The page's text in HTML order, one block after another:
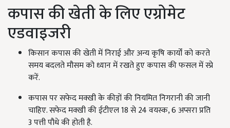
कपास की खेती के लिए एग्रोमेट
एडवाइजरी
किसान कपास की खेती में निराई और अन्य कृषि कार्यों को करते
समय बदलते मौसम को ध्यान में रखते हुए कपास की फसल में स्प्रे
करें.
कपास पर सफेद मक्खी के कीड़ों की नियमित निगरानी की जानी
चाहिए. सफेद मक्खी की ईटीएल 18 से 24 वयस्क, 6 अप्सरा प्रति
3 पत्ती पौधे की होती है.